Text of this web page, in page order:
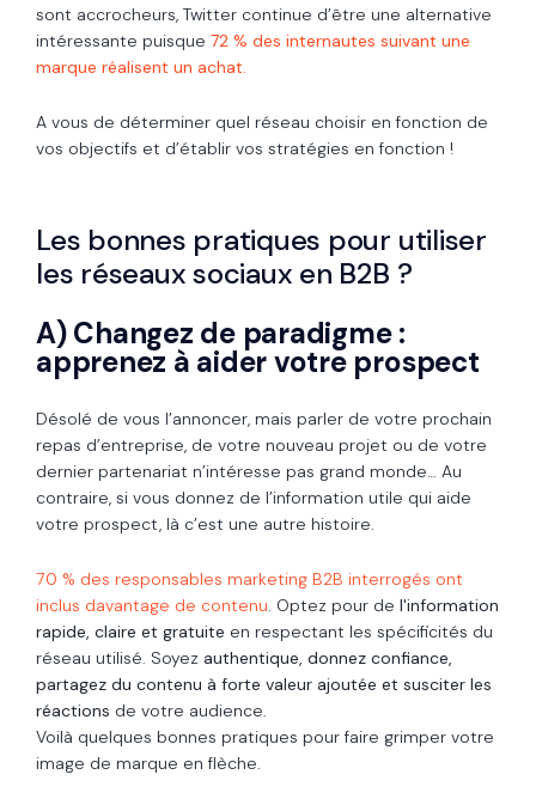
sont accrocheurs, Twitter continue d’être une alternative
intéressante puisque 72 % des internautes suivant une
marque réalisent un achat.
A vous de déterminer quel réseau choisir en fonction de
vos objectifs et d’établir vos stratégies en fonction !
Les bonnes pratiques pour utiliser
les réseaux sociaux en B2B ?
A) Changez de paradigme :
apprenez à aider votre prospect
Désolé de vous l’annoncer, mais parler de votre prochain
repas d’entreprise, de votre nouveau projet ou de votre
dernier partenariat n’intéresse pas grand monde… Au
contraire, si vous donnez de l’information utile qui aide
votre prospect, là c’est une autre histoire.
70 % des responsables marketing B2B interrogés ont
inclus davantage de contenu. Optez pour de l'information
rapide, claire et gratuite en respectant les spécificités du
réseau utilisé. Soyez authentique, donnez confiance,
partagez du contenu à forte valeur ajoutée et susciter les
réactions de votre audience.
Voilà quelques bonnes pratiques pour faire grimper votre
image de marque en flèche.